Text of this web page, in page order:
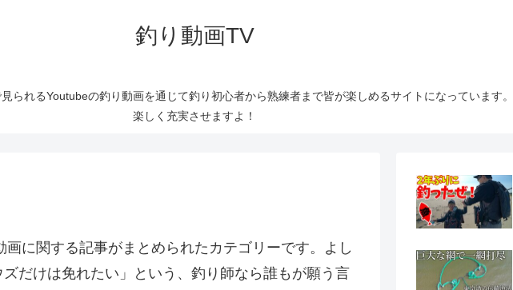
釣り動画TV
られるYoutubeの釣り動画を通じて釣り初心者から熟練者まで皆が楽しめるサイトになっています
楽しく充実させますよ！
に関する記事がまとめられたカテゴリーです。よし
だけは免れたい」という、釣り師なら誰もが願う言